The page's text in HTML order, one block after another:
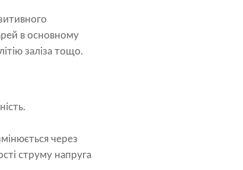
в основному
заліза тощо.
через
струму напруга